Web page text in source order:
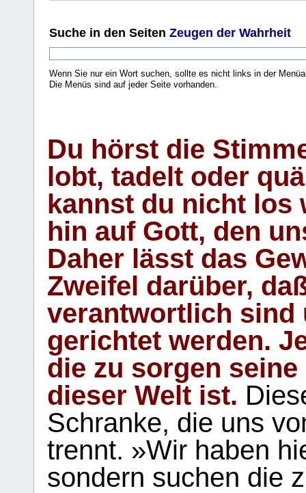
Suche in den Seiten Zeugen der Wahrheit
Wenn Sie nur ein Wort suchen, sollte es nicht links in der
Die Menüs sind auf jeder Seite vorhanden..
Du hörst die
lobt, tadelt oder
kannst du nicht los
hin auf Gott, den
Daher lässt das
Zweifel darüber,
verantwortlich sind
gerichtet werden.
die zu sorgen
dieser Welt ist.
Schranke, die uns
trennt. »Wir haben
sondern suchen die